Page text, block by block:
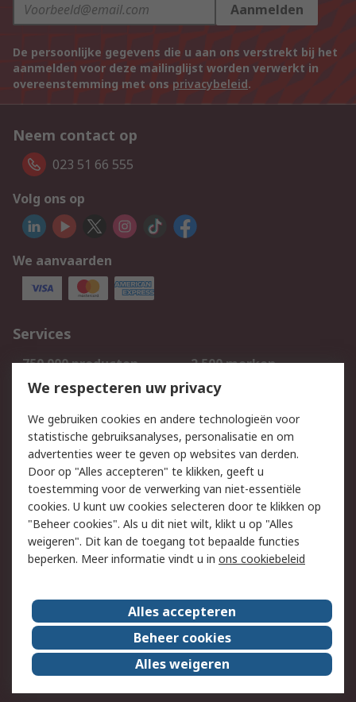
Aanmelden
De persoonlijke gegevens die u aan ons verstrekt bij het
aanmelden voor deze mailinglijst worden verwerkt in
overeenstemming met ons privacybeleid.
Neem contact op
023 51 66 555
Volg ons op
We aanvaarden
Services
750.000 producten
2.500 merken
Bestellen
Inkoopoplossingen
Track & Trace
Wettelijk
Cookiebeleid
Email veiligheid
Privacybeleid
Websitevoorwaarden
Algemene
verkoopvoorwaarden
Over RS
RS Group
Over ons
RS wereldwijd
Werken bij RS
ESG
We respecteren uw privacy
We gebruiken cookies en andere technologieën voor
statistische gebruiksanalyses, personalisatie en om
advertenties weer te geven op websites van derden.
Door op "Alles accepteren" te klikken, geeft u
toestemming voor de verwerking van niet-essentiële
cookies. U kunt uw cookies selecteren door te klikken op
"Beheer cookies". Als u dit niet wilt, klikt u op "Alles
weigeren". Dit kan de toegang tot bepaalde functies
beperken. Meer informatie vindt u in ons cookiebeleid
Alles accepteren
Beheer cookies
Alles weigeren